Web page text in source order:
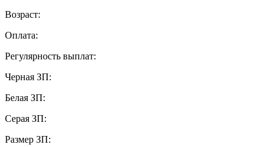
Возраст:
Оплата:
Регулярность выплат:
Черная ЗП:
Белая ЗП:
Серая ЗП:
Размер ЗП: